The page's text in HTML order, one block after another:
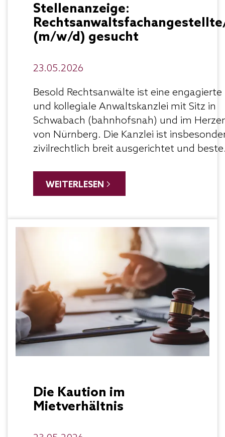
Stellenanzeige:
(m/w/d) gesucht
23.05.2026
Besold Rechtsanwälte ist eine engagierte
und kollegiale Anwaltskanzlei mit Sitz in
Schwabach (bahnhofsnah) und im
von Nürnberg. Die Kanzlei ist
zivilrechtlich breit ausgerichtet und
Nürnberg eine/n motivierte/n
WEITERLESEN
Die Kaution im
Mietverhältnis